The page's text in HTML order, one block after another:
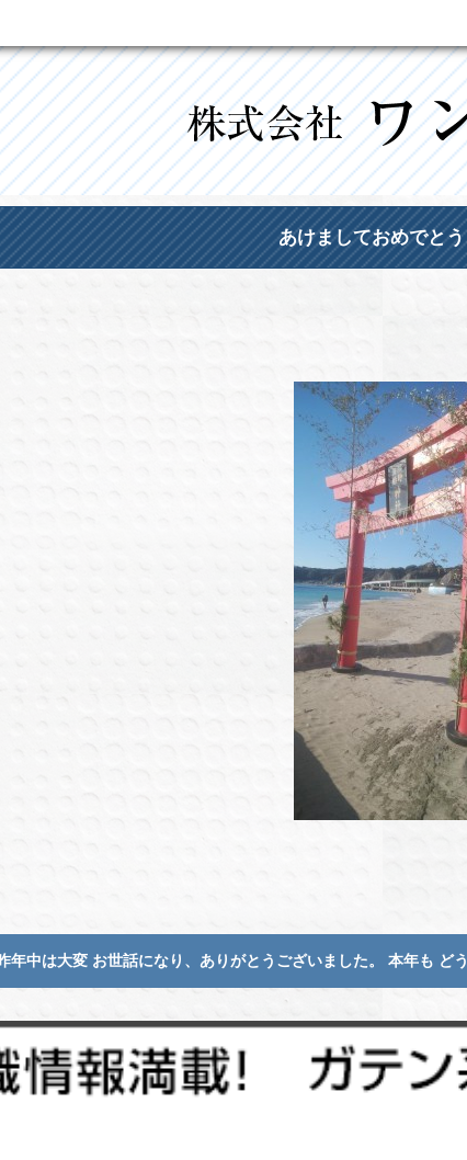
あけましておめでと
年中は大変 お世話になり、ありがとうございました。 本年も ど